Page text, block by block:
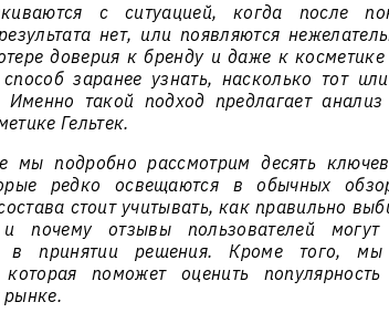
с ситуацией, когда после
нет, или появляются
доверия к бренду и даже к
заранее узнать, насколько тот
такой подход предлагает
Гельтек.
мы подробно рассмотрим десять
редко освещаются в обычных
стоит учитывать, как правильно
почему отзывы пользователей
в принятии решения. Кроме того, мы
которая поможет оценить
рынке.